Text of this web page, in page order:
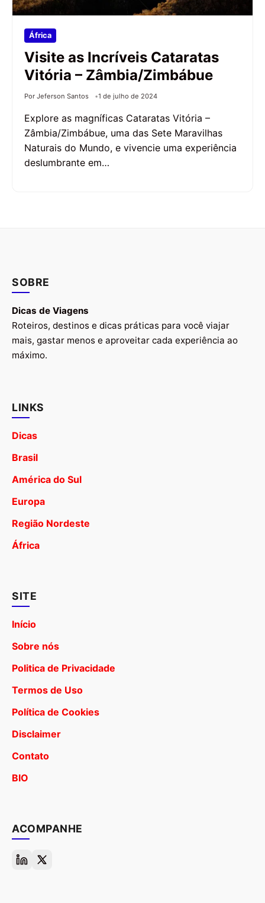
África
Visite as Incríveis Cataratas
Vitória – Zâmbia/Zimbábue
Por Jeferson Santos 1 de julho de 2024
Explore as magníficas Cataratas Vitória –
Zâmbia/Zimbábue, uma das Sete Maravilhas
Naturais do Mundo, e vivencie uma experiência
deslumbrante em…
SOBRE
Dicas de Viagens
Roteiros, destinos e dicas práticas para você viajar
mais, gastar menos e aproveitar cada experiência ao
máximo.
LINKS
Dicas
Brasil
América do Sul
Europa
Região Nordeste
África
SITE
Início
Sobre nós
Politica de Privacidade
Termos de Uso
Política de Cookies
Disclaimer
Contato
BIO
ACOMPANHE